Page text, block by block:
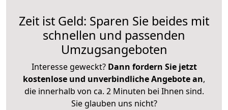
Zeit ist Geld: Sparen Sie beides mit
schnellen und passenden
Umzugsangeboten
Interesse geweckt? Dann fordern Sie jetzt
kostenlose und unverbindliche Angebote an,
die innerhalb von ca. 2 Minuten bei Ihnen sind.
Sie glauben uns nicht?